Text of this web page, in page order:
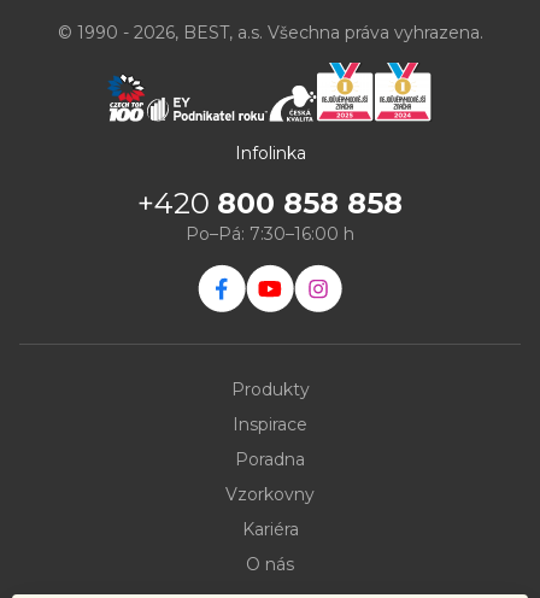
© 1990 - 2026, BEST, a.s. Všechna práva vyhrazena.
Infolinka
+420 800 858 858
Po–Pá: 7:30–16:00 h
Produkty
Inspirace
Poradna
Vzorkovny
Kariéra
O nás